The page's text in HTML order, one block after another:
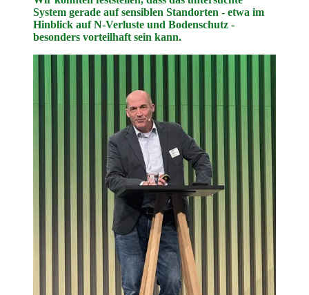
System gerade auf sensiblen Standorten - etwa im
Hinblick auf N-Verluste und Bodenschutz -
besonders vorteilhaft sein kann.